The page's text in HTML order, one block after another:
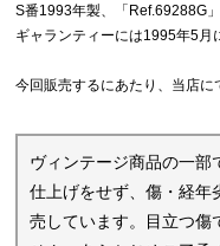
S番1993年製、「Ref.69288G
ギャランティーには1995年5月
今回販売するにあたり、当店に
ヴィンテージ商品の一部
仕上げをせず、傷・経年
売しています。目立つ傷